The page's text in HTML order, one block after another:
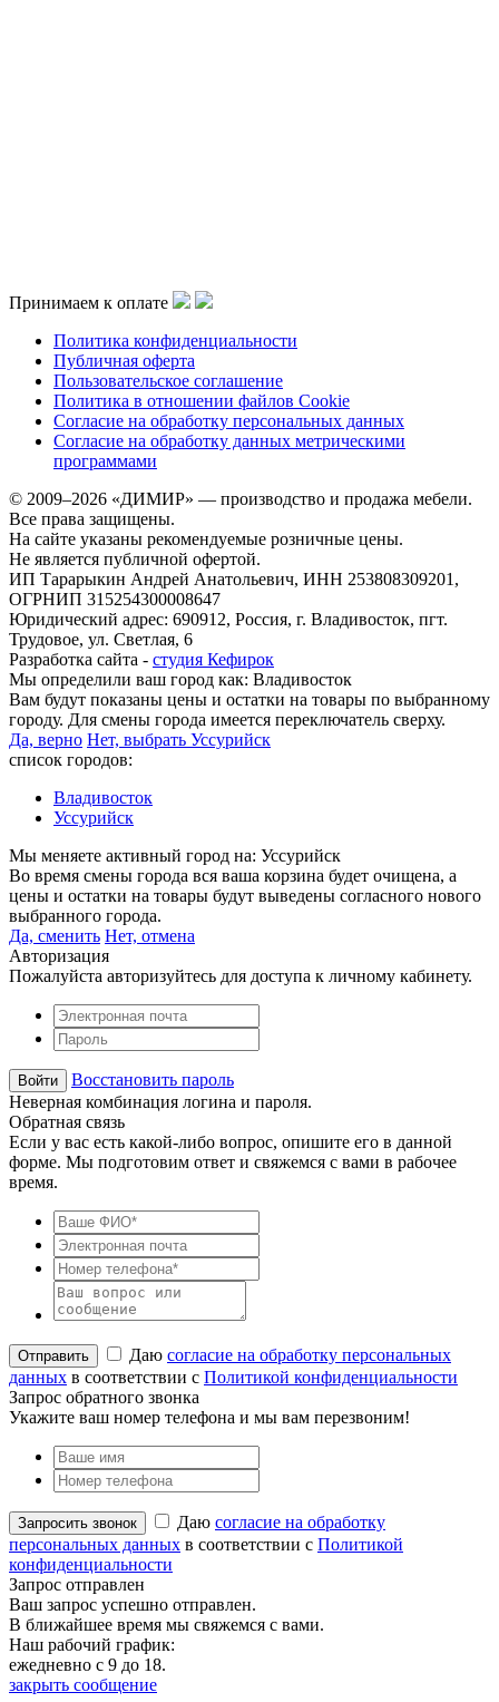
Принимаем к оплате
Политика конфиденциальности
Публичная оферта
Пользовательское соглашение
Политика в отношении файлов Cookie
Согласие на обработку персональных данных
Согласие на обработку данных метрическими
программами
© 2009–2026 «ДИМИР» — производство и продажа мебели.
Все права защищены.
На сайте указаны рекомендуемые розничные цены.
Не является публичной офертой.
ИП Тарарыкин Андрей Анатольевич, ИНН 253808309201,
ОГРНИП 315254300008647
Юридический адрес: 690912, Россия, г. Владивосток, пгт.
Трудовое, ул. Светлая, 6
Разработка сайта - студия Кефирок
Мы определили ваш город как: Владивосток
Вам будут показаны цены и остатки на товары по выбранному
городу. Для смены города имеется переключатель сверху.
Да, верно Нет, выбрать Уссурийск
список городов:
Владивосток
Уссурийск
Мы меняете активный город на: Уссурийск
Во время смены города вся ваша корзина будет очищена, а
цены и остатки на товары будут выведены согласного нового
выбранного города.
Да, сменить Нет, отмена
Авторизация
Пожалуйста авторизуйтесь для доступа к личному кабинету.
Восстановить пароль
Неверная комбинация логина и пароля.
Обратная связь
Если у вас есть какой-либо вопрос, опишите его в данной
форме. Мы подготовим ответ и свяжемся с вами в рабочее
время.
Даю согласие на обработку персональных
данных в соответствии с Политикой конфиденциальности
Запрос обратного звонка
Укажите ваш номер телефона и мы вам перезвоним!
Даю согласие на обработку
персональных данных в соответствии с Политикой
конфиденциальности
Запрос отправлен
Ваш запрос успешно отправлен.
В ближайшее время мы свяжемся с вами.
Наш рабочий график:
ежедневно с 9 до 18.
закрыть сообщение